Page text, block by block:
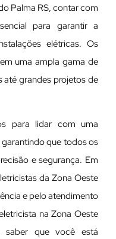
Palma RS, contar com
para garantir a
elétricas. Os
uma ampla gama de
até grandes projetos de
para lidar com uma
que todos os
e segurança. Em
da Zona Oeste
e pelo atendimento
na Zona Oeste
saber que você está